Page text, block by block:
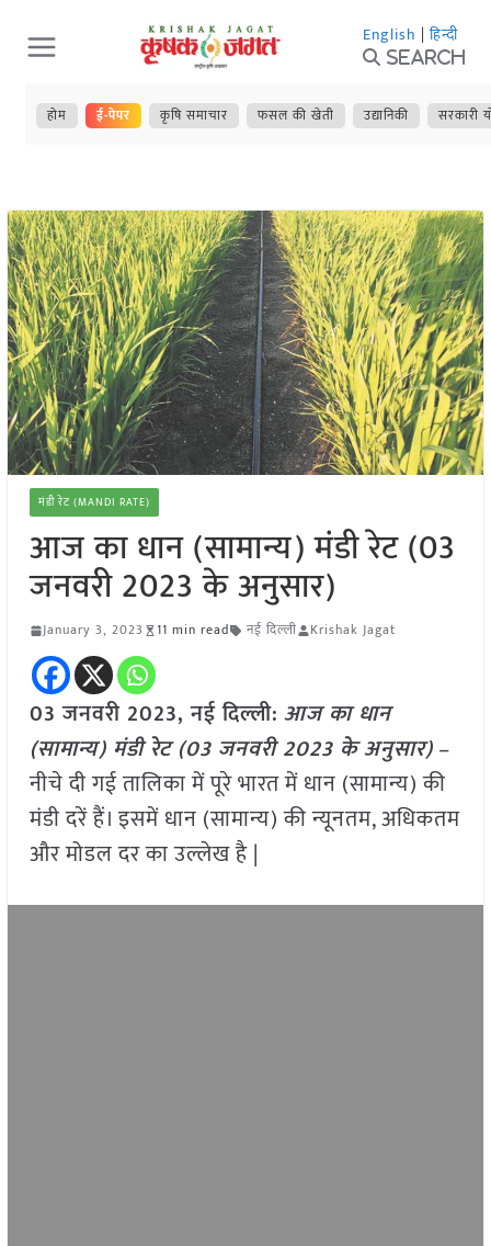
Skip
to
content
English | हिन्दी
Search
होम ई-पेपर कृषि समाचार फसल की खेती उद्यानिकी सरकारी
मंडी रेट (MANDI RATE)
आज का धान (सामान्य) मंडी रेट (03
जनवरी 2023 के अनुसार)
January 3, 2023 11 min read नई दिल्ली Krishak Jagat
03 जनवरी 2023, नई दिल्ली: आज का धान
(सामान्य) मंडी रेट (03 जनवरी 2023 के अनुसार)–
नीचे दी गई तालिका में पूरे भारत में धान (सामान्य) की
मंडी दरें हैं। इसमें धान (सामान्य) की न्यूनतम, अधिकतम
और मोडल दर का उल्लेख है |